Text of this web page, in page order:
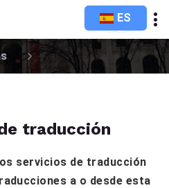
ES
traducción
servicios de traducción
a o desde esta